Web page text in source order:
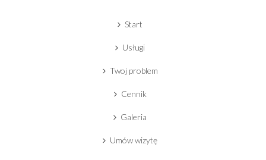
Start
Usługi
Twoj problem
Cennik
Galeria
Umów wizytę